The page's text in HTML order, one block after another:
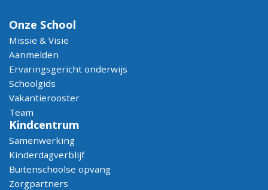
Onze School
Missie & Visie
Aanmelden
Ervaringsgericht onderwijs
Schoolgids
Vakantierooster
Team
Kindcentrum
Samenwerking
Kinderdagverblijf
Buitenschoolse opvang
Zorgpartners